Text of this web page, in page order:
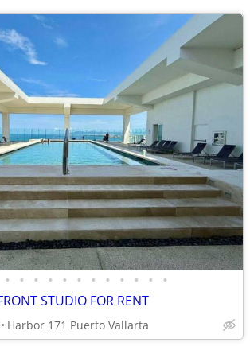
• • • • • • • • • • • •
STUDIO FOR RENT
Harbor 171 Puerto Vallarta